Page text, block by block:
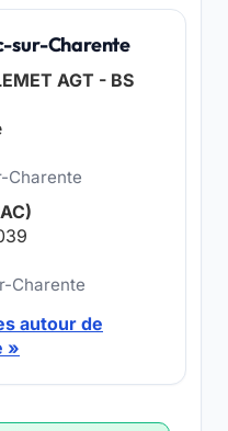
sur-Charente
AGT - BS
Charente
Charente
autour de
»